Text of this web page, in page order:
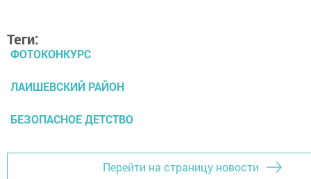
Теги:
ФОТОКОНКУРС
ЛАИШЕВСКИЙ РАЙОН
БЕЗОПАСНОЕ ДЕТСТВО
Перейти на страницу новости